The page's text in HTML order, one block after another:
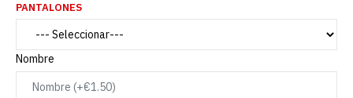
PANTALONES
Nombre